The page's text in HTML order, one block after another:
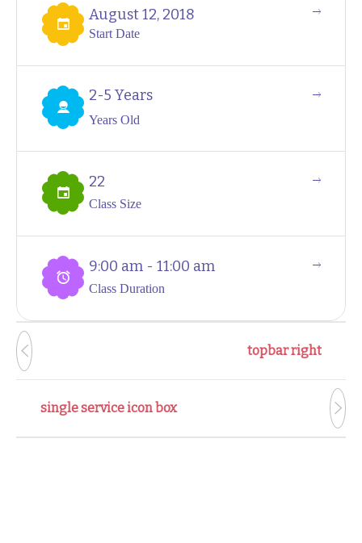
August 12, 2018
Start Date
2-5 Years
Years Old
22
Class Size
9:00 am - 11:00 am
Class Duration
single service icon box
topbar right